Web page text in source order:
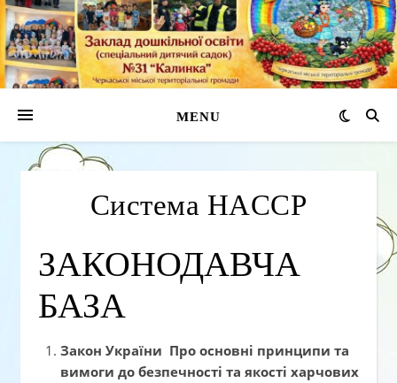
MENU
Система HACCP
ЗАКОНОДАВЧА
БАЗА
Закон України Про основні принципи та
вимоги до безпечності та якості харчових